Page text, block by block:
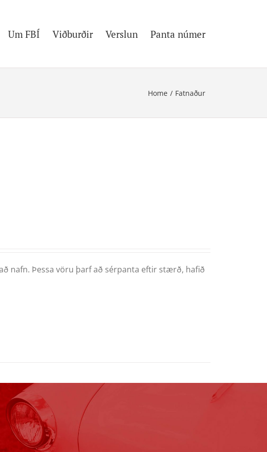
Um FBÍ Viðburðir Verslun Panta númer
Home / Fatnaður
nafn. Þessa vöru þarf að sérpanta eftir stærð, hafið